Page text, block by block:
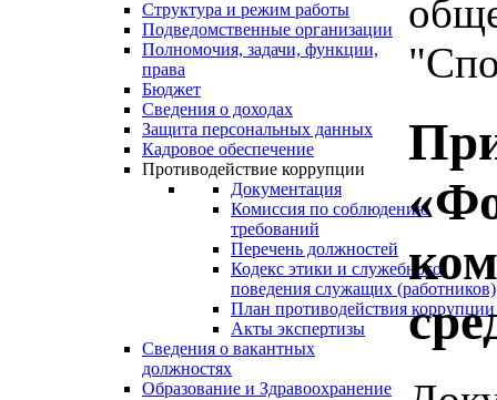
Структура и режим работы
Подведомственные организации
Полномочия, задачи, функции,
права
Бюджет
Сведения о доходах
Защита персональных данных
Кадровое обеспечение
Противодействие коррупции
Документация
Комиссия по соблюдению
требований
Перечень должностей
Кодекс этики и служебного
поведения служащих (работников)
План противодействия коррупции
Акты экспертизы
Сведения о вакантных
должностях
Образование и Здравоохранение